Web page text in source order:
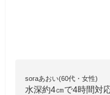
soraあおい(60代・女性)
水深約4㎝で4時間対